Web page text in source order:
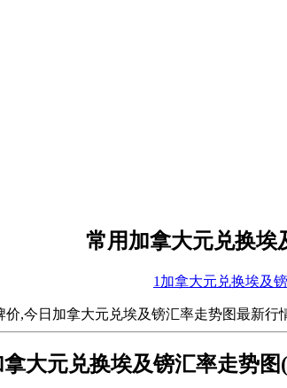
常用加拿大元兑换埃
1加拿大元兑换埃及镑
,今日加拿大元兑埃及镑汇率走势图最新行
拿大元兑换埃及镑汇率走势图